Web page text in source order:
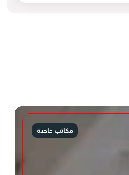
مكاتب خاصة